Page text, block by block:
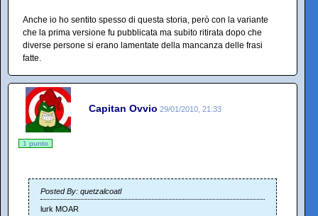
Anche io ho sentito spesso di questa storia, però con la variante
che la prima versione fu pubblicata ma subito ritirata dopo che
diverse persone si erano lamentate della mancanza delle frasi
fatte.
Capitan Ovvio 29/01/2010, 21:33
1 punto
Posted By: quetzalcoatl
lurk MOAR